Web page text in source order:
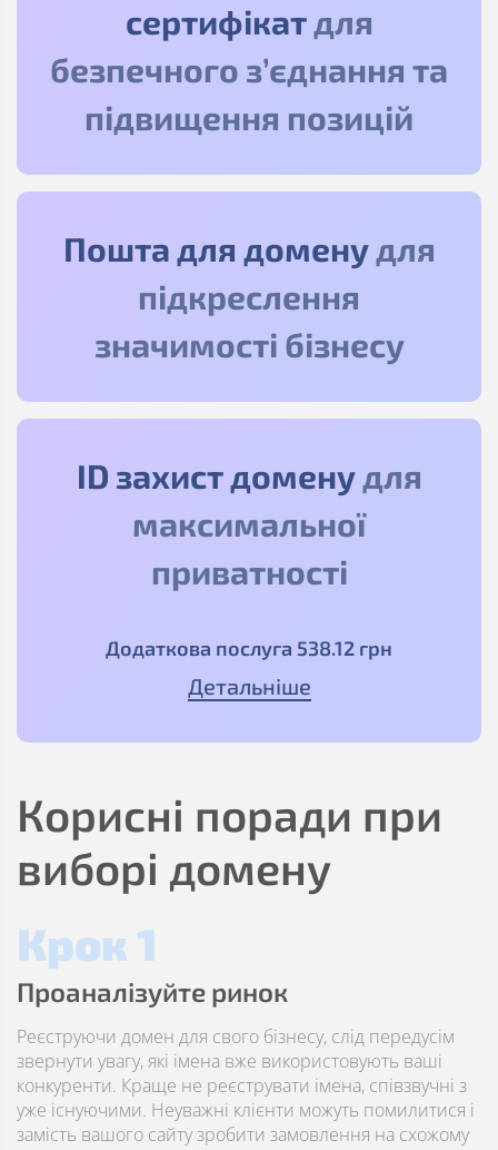
сертифікатдля
безпечного з’єднання та
підвищення позицій
Пошта для доменудля
підкреслення
значимості бізнесу
ID захист доменудля
максимальної
приватності
Додаткова послуга 538.12 грн
Детальніше
Корисні поради при
виборі домену
Крок 1
Проаналізуйте ринок
Реєструючи домен для свого бізнесу, слід передусім
звернути увагу, які імена вже використовують ваші
конкуренти. Краще не реєструвати імена, співзвучні з
уже існуючими. Неуважні клієнти можуть помилитися і
замість вашого сайту зробити замовлення на схожому